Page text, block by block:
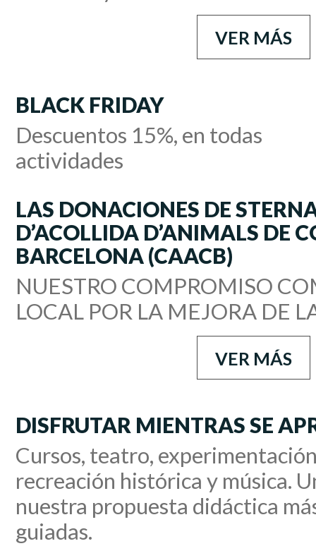
VER MÁS
BLACK FRIDAY
Descuentos 15%, en todas
actividades
LAS DONACIONES DE
D’ACOLLIDA D’ANIMALS DE
BARCELONA (CAACB)
NUESTRO COMPROMISO
LOCAL POR LA MEJORA DE
VER MÁS
DISFRUTAR MIENTRAS SE
Cursos, teatro,
recreación histórica y música.
nuestra propuesta didáctica
guiadas.